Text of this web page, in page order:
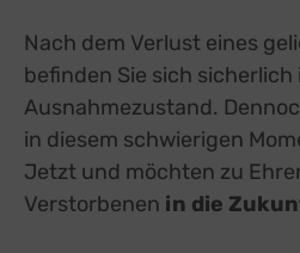
Nach dem Verlust eines
befinden Sie sich sicherlich
Ausnahmezustand.
in diesem schwierigen
Jetzt und möchten zu
Verstorbenen in die